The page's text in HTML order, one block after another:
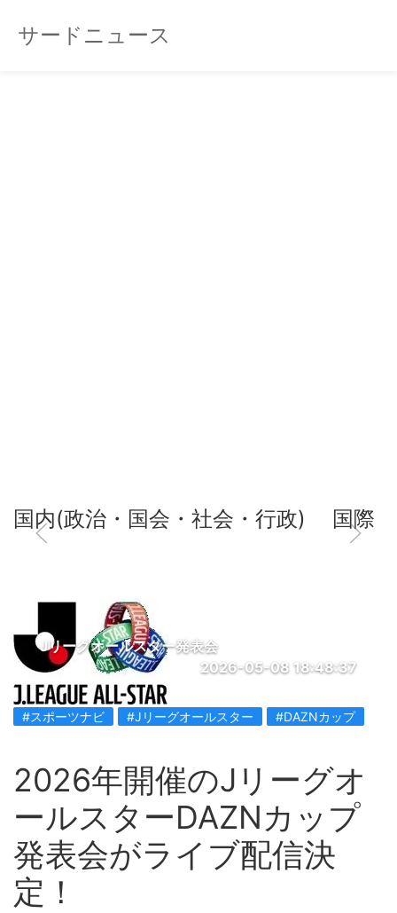
サードニュース
国内(政治・国会・社会・行政) 国際
Jリーグオールスター発表会
2026-05-08 18:48:37
#スポーツナビ #Jリーグオールスター #DAZNカップ
2026年開催のJリーグオ
ールスターDAZNカップ
発表会がライブ配信決
定！